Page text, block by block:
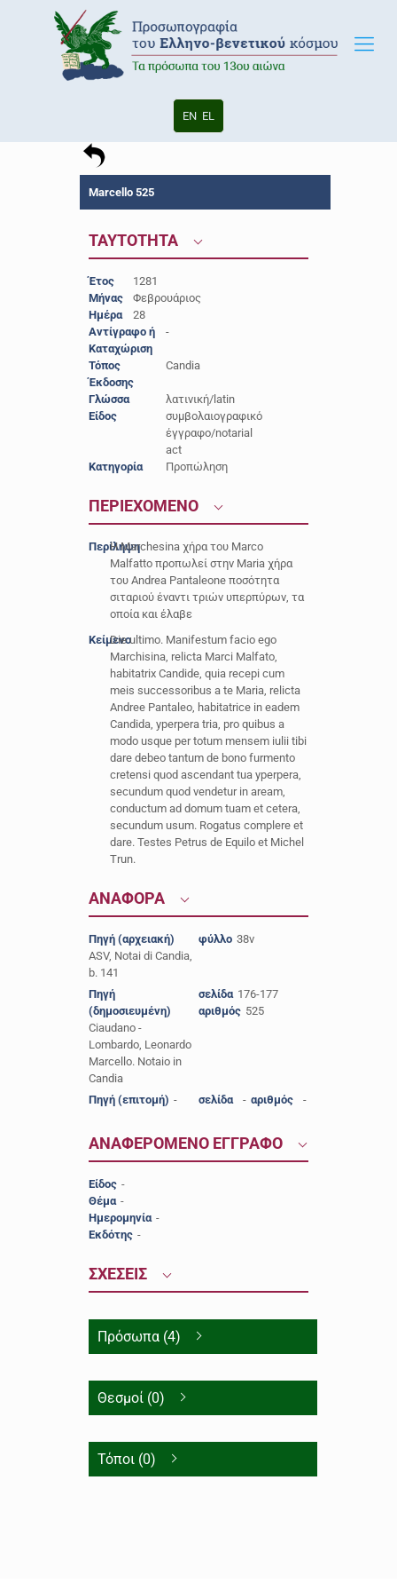
EN EL
Marcello 525
ΤΑΥΤΟΤΗΤΑ
Έτος
1281
Μήνας
Φεβρουάριος
Ημέρα
28
Αντίγραφο ή
Καταχώριση
-
Τόπος
Έκδοσης
Candia
Γλώσσα
λατινική/latin
Είδος
συμβολαιογραφικό
έγγραφο/notarial
act
Κατηγορία
Προπώληση
ΠΕΡΙΕΧΟΜΕΝΟ
Περίληψη
H Marchesina χήρα του Marco
Malfatto προπωλεί στην Maria χήρα
του Andrea Pantaleone ποσότητα
σιταριού έναντι τριών υπερπύρων, τα
οποία και έλαβε
ΚείμενοDie ultimo. Manifestum facio ego
Marchisina, relicta Marci Malfato,
habitatrix Candide, quia recepi cum
meis successoribus a te Maria, relicta
Andree Pantaleo, habitatrice in eadem
Candida, yperpera tria, pro quibus a
modo usque per totum mensem iulii tibi
dare debeo tantum de bono furmento
cretensi quod ascendant tua yperpera,
secundum quod vendetur in aream,
conductum ad domum tuam et cetera,
secundum usum. Rogatus complere et
dare. Testes Petrus de Equilo et Michel
Trun.
ΑΝΑΦΟΡΑ
Πηγή (αρχειακή)
ASV, Notai di Candia,
b. 141
φύλλο 38v
Πηγή
(δημοσιευμένη)
Ciaudano -
Lombardo, Leonardo
Marcello. Notaio in
Candia
σελίδα 176-177
αριθμός 525
Πηγή (επιτομή) - σελίδα - αριθμός -
ΑΝΑΦΕΡΟΜΕΝΟ ΕΓΓΡΑΦΟ
Είδος -
Θέμα -
Ημερομηνία -
Εκδότης -
ΣΧΕΣΕΙΣ
Πρόσωπα (4)
Θεσμοί (0)
Τόποι (0)